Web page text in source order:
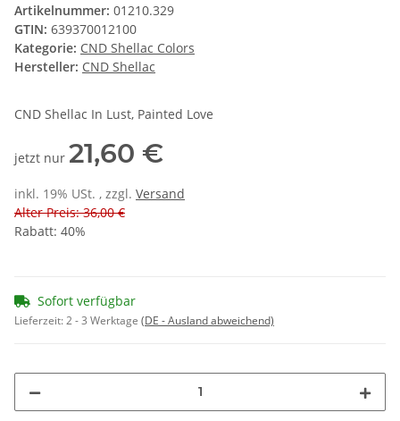
Artikelnummer: 01210.329
GTIN: 639370012100
Kategorie: CND Shellac Colors
Hersteller: CND Shellac
CND Shellac In Lust, Painted Love
jetzt nur 21,60 €
inkl. 19% USt. , zzgl. Versand
Alter Preis: 36,00 €
Rabatt: 40%
Sofort verfügbar
Lieferzeit:2 - 3 Werktage (DE - Ausland abweichend)